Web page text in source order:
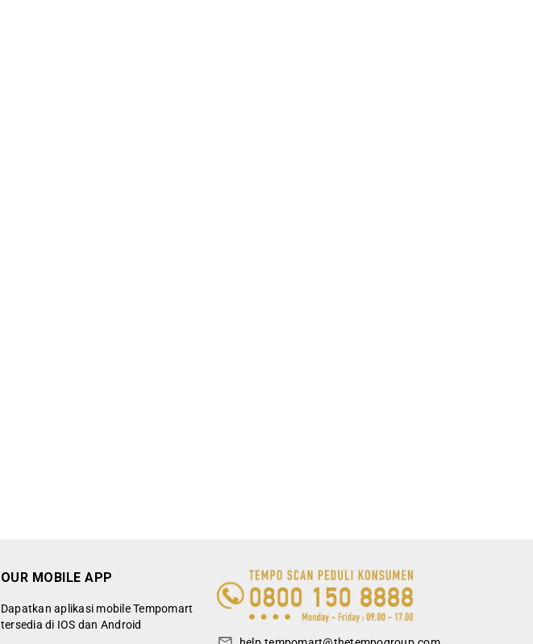
OUR MOBILE APP
Dapatkan aplikasi mobile Tempomart
tersedia di IOS dan Android